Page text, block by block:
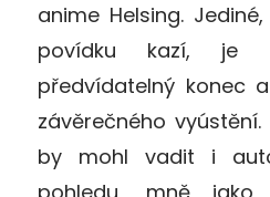
anime Helsing.
povídku kazí, je
předvídatelný konec
závěrečného
by mohl vadit i